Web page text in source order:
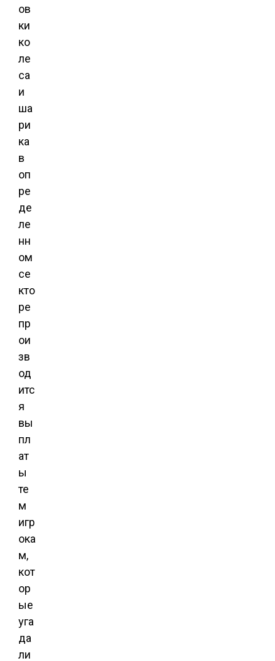
ов
ки
ко
ле
са
и
ша
ри
ка
в
оп
ре
де
ле
нн
ом
се
кто
ре
пр
ои
зв
од
итс
я
вы
пл
ат
ы
те
м
игр
ока
м,
кот
ор
ые
уга
да
ли